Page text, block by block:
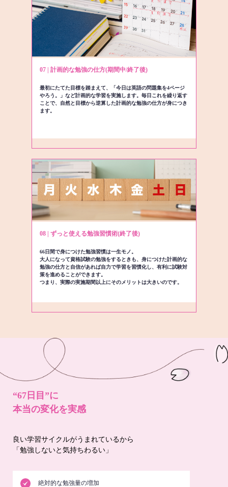
07 | 計画的な勉強の仕方(期間中/終了後)
最初にたてた目標を踏まえて、「今日は英語の問題集を4ページ
やろう。」など計画的な学習を実施します。毎日これを繰り返す
ことで、自然と目標から逆算した計画的な勉強の仕方が身につき
ます。
08 | ずっと使える勉強習慣術(終了後)
66日間で身につけた勉強習慣は一生モノ。
大人になって資格試験の勉強をするときも、身につけた計画的な
勉強の仕方と自信があれば自力で学習を習慣化し、有利に試験対
策を進めることができます。
つまり、実際の実施期間以上にそのメリットは大きいのです。
“67日目”に
本当の変化を実感
良い学習サイクルがうまれているから
「勉強しないと気持ちわるい」
絶対的な勉強量の増加